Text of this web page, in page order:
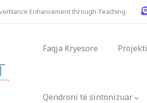
Enhancement through Teaching
Faqja Kryesore Projekti
Qëndroni të sintonizuar